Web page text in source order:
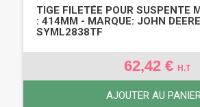
TIGE FILETÉE POUR SUSPENTE
: 414MM - MARQUE: JOHN
SYML2838TF
62,42 € H.T
AJOUTER AU PANIER